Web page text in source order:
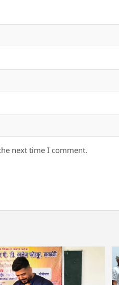
next time I comment.